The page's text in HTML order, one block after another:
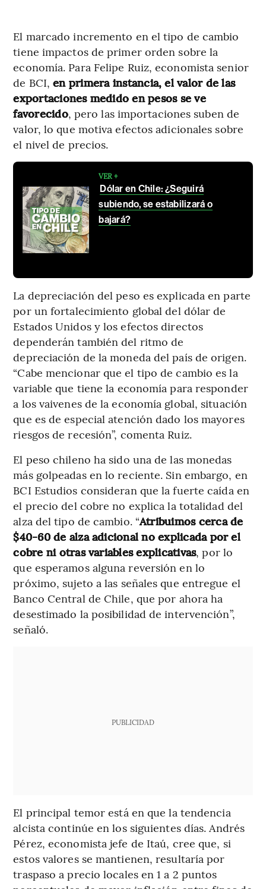
El marcado incremento en el tipo de cambio
tiene impactos de primer orden sobre la
economía. Para Felipe Ruiz, economista senior
de BCI,en primera instancia, el valor de las
exportaciones medido en pesos se ve
favorecido, pero las importaciones suben de
valor, lo que motiva efectos adicionales sobre
el nivel de precios.
VER +
Dólar en Chile: ¿Seguirá
subiendo, se estabilizará o
bajará?
La depreciación del peso es explicada en parte
por un fortalecimiento global del dólar de
Estados Unidos y los efectos directos
dependerán también del ritmo de
depreciación de la moneda del país de origen.
“Cabe mencionar que el tipo de cambio es la
variable que tiene la economía para responder
a los vaivenes de la economía global, situación
que es de especial atención dado los mayores
riesgos de recesión”, comenta Ruiz.
El peso chileno ha sido una de las monedas
más golpeadas en lo reciente. Sin embargo, en
BCI Estudios consideran que la fuerte caída en
el precio del cobre no explica la totalidad del
alza del tipo de cambio. “Atribuimos cerca de
$40-60 de alza adicional no explicada por el
cobre ni otras variables explicativas, por lo
que esperamos alguna reversión en lo
próximo, sujeto a las señales que entregue el
Banco Central de Chile, que por ahora ha
desestimado la posibilidad de intervención”,
señaló.
PUBLICIDAD
El principal temor está en que la tendencia
alcista continúe en los siguientes días. Andrés
Pérez, economista jefe de Itaú, cree que, si
estos valores se mantienen, resultaría por
traspaso a precio locales en 1 a 2 puntos